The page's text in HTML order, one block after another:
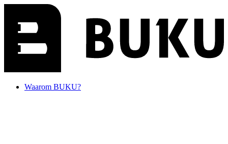
Waarom BUKU?